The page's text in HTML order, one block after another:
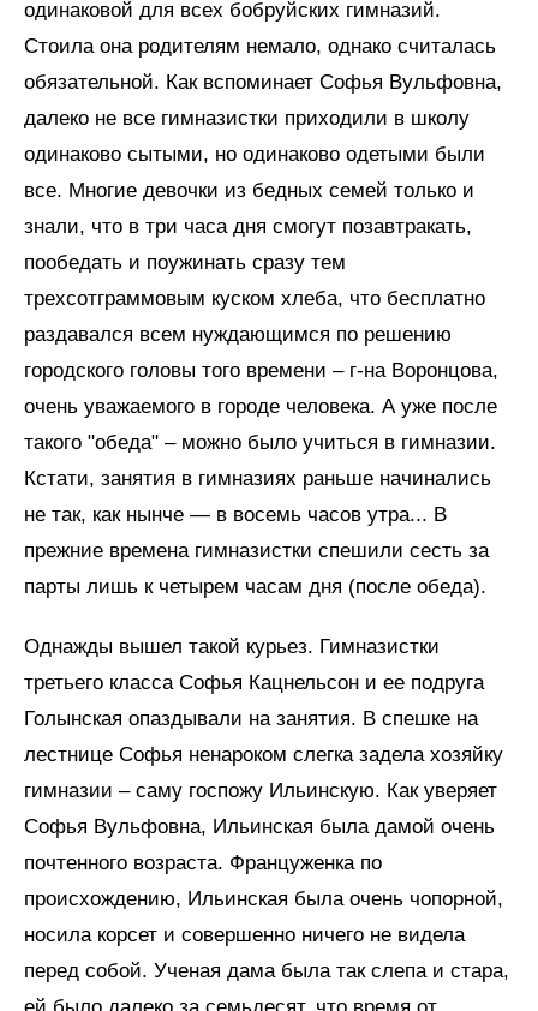
одинаковой для всех бобруйских гимназий.
Стоила она родителям немало, однако считалась
обязательной. Как вспоминает Софья Вульфовна,
далеко не все гимназистки приходили в школу
одинаково сытыми, но одинаково одетыми были
все. Многие девочки из бедных семей только и
знали, что в три часа дня смогут позавтракать,
пообедать и поужинать сразу тем
трехсотграммовым куском хлеба, что бесплатно
раздавался всем нуждающимся по решению
городского головы того времени – г-на Воронцова,
очень уважаемого в городе человека. А уже после
такого "обеда" – можно было учиться в гимназии.
Кстати, занятия в гимназиях раньше начинались
не так, как нынче — в восемь часов утра... В
прежние времена гимназистки спешили сесть за
парты лишь к четырем часам дня (после обеда).
Однажды вышел такой курьез. Гимназистки
третьего класса Софья Кацнельсон и ее подруга
Голынская опаздывали на занятия. В спешке на
лестнице Софья ненароком слегка задела хозяйку
гимназии – саму госпожу Ильинскую. Как уверяет
Софья Вульфовна, Ильинская была дамой очень
почтенного возраста. Француженка по
происхождению, Ильинская была очень чопорной,
носила корсет и совершенно ничего не видела
перед собой. Ученая дама была так слепа и стара,